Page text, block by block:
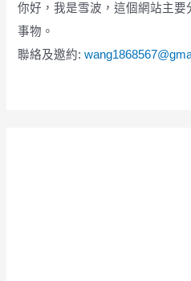
你好，我是雪波，這個網站主要
事物。
聯絡及邀約: